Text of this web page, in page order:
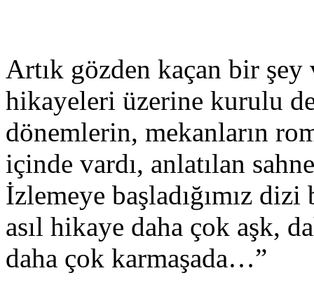
Artık gözden kaçan bir şey
hikayeleri üzerine kurulu
dönemlerin, mekanların
içinde vardı, anlatılan
İzlemeye başladığımız
asıl hikaye daha çok aşk,
daha çok karmaşada…”